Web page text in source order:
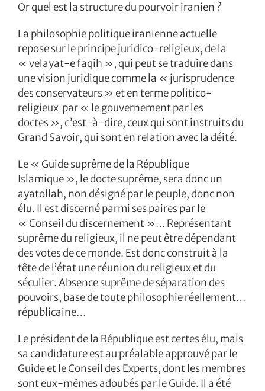
Or quel est la structure du pourvoir iranien ?
La philosophie politique iranienne actuelle
repose sur le principe juridico-religieux, de la
« velayat-e faqih », qui peut se traduire dans
une vision juridique comme la « jurisprudence
des conservateurs » et en terme politico-
religieux par « le gouvernement par les
doctes », c’est-à-dire, ceux qui sont instruits du
Grand Savoir, qui sont en relation avec la déité.
Le « Guide suprême de la République
Islamique », le docte suprême, sera donc un
ayatollah, non désigné par le peuple, donc non
élu. Il est discerné parmi ses paires par le
« Conseil du discernement »… Représentant
suprême du religieux, il ne peut être dépendant
des votes de ce monde. Est donc construit à la
tête de l’état une réunion du religieux et du
séculier. Absence suprême de séparation des
pouvoirs, base de toute philosophie réellement…
républicaine…
Le président de la République est certes élu, mais
sa candidature est au préalable approuvé par le
Guide et le Conseil des Experts, dont les membres
sont eux-mêmes adoubés par le Guide. Il a été